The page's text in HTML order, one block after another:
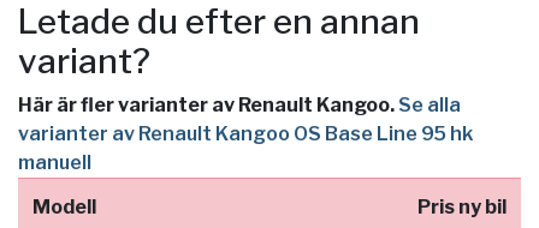
Letade du efter en annan
variant?
Här är fler varianter av Renault Kangoo. Se alla
varianter av Renault Kangoo OS Base Line 95 hk
manuell
Modell
Pris ny bil